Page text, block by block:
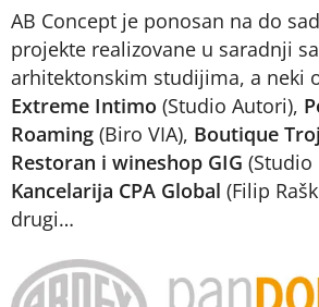
AB Concept je ponosan na do
projekte realizovane u saradnji
arhitektonskim studijima, a neki
Extreme Intimo (Studio Autori),
Roaming (Biro VIA), Boutique
Restoran i wineshop GIG (Studio
Kancelarija CPA Global (Filip
drugi…